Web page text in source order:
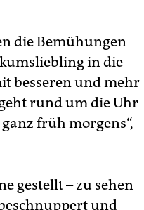
die Bemühungen
in die
besseren und mehr
rund um die Uhr
früh morgens“,
gestellt – zu sehen
und